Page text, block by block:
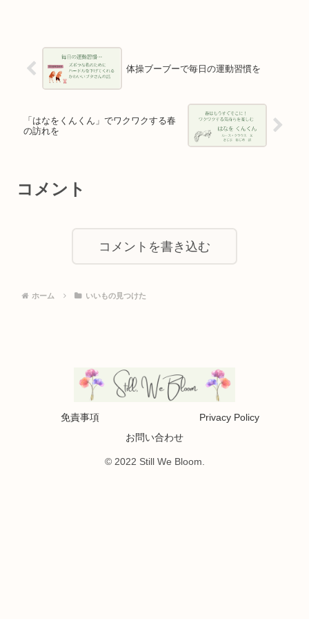
体操ブーブーで毎日の運動習慣を
「はなをくんくん」でワクワクする春
の訪れを
コメント
コメントを書き込む
ホーム いいもの見つけた
免責事項
Privacy Policy
お問い合わせ
© 2022 Still We Bloom.